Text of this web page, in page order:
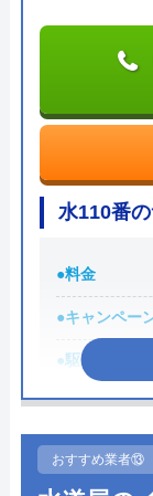
それも
ござい
す。
リペアン
所在地
水110番
●料金
●キャンペー
●駆けつけ時間
●受付時間
●定休日
●出張見積も
おすすめ業者⑬